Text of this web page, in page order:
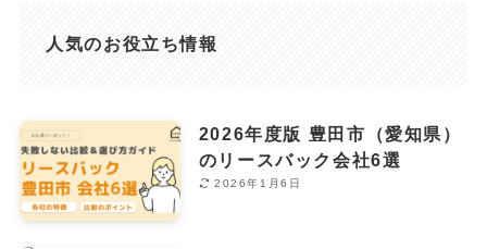
人気のお役立ち情報
2026年度版 豊田市（愛知県）
のリースバック会社6選
2026年1月6日